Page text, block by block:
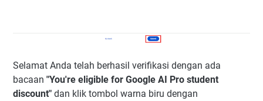
Selamat Anda telah berhasil verifikasi dengan ada
bacaan "You're eligible for Google AI Pro student
discount" dan klik tombol warna biru dengan